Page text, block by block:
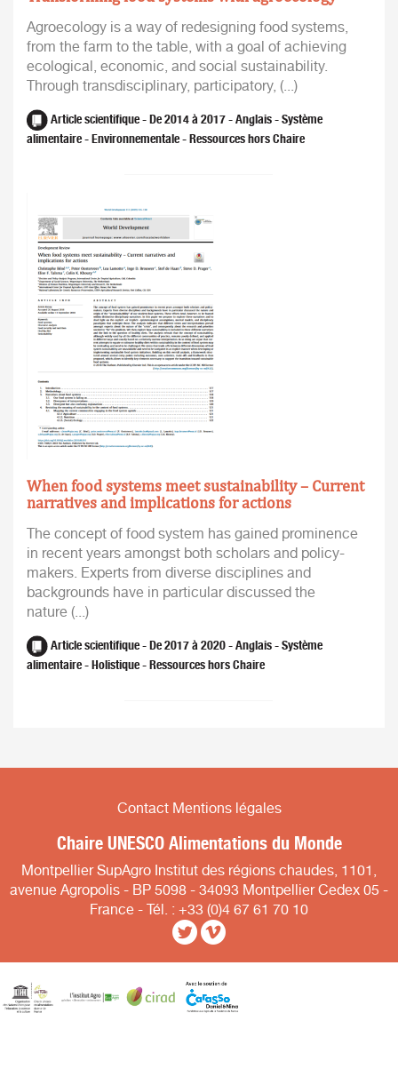
Agroecology is a way of redesigning food systems,
from the farm to the table, with a goal of achieving
ecological, economic, and social sustainability.
Through transdisciplinary, participatory, (...)
Article scientifique - De 2014 à 2017 - Anglais - Système
alimentaire - Environnementale - Ressources hors Chaire
When food systems meet sustainability – Current
narratives and implications for actions
The concept of food system has gained prominence
in recent years amongst both scholars and policy-
makers. Experts from diverse disciplines and
backgrounds have in particular discussed the
nature (...)
Article scientifique - De 2017 à 2020 - Anglais - Système
alimentaire - Holistique - Ressources hors Chaire
Contact Mentions légales
Chaire UNESCO Alimentations du Monde
Montpellier SupAgro Institut des régions chaudes, 1101,
avenue Agropolis - BP 5098 - 34093 Montpellier Cedex 05 -
France - Tél. : +33 (0)4 67 61 70 10